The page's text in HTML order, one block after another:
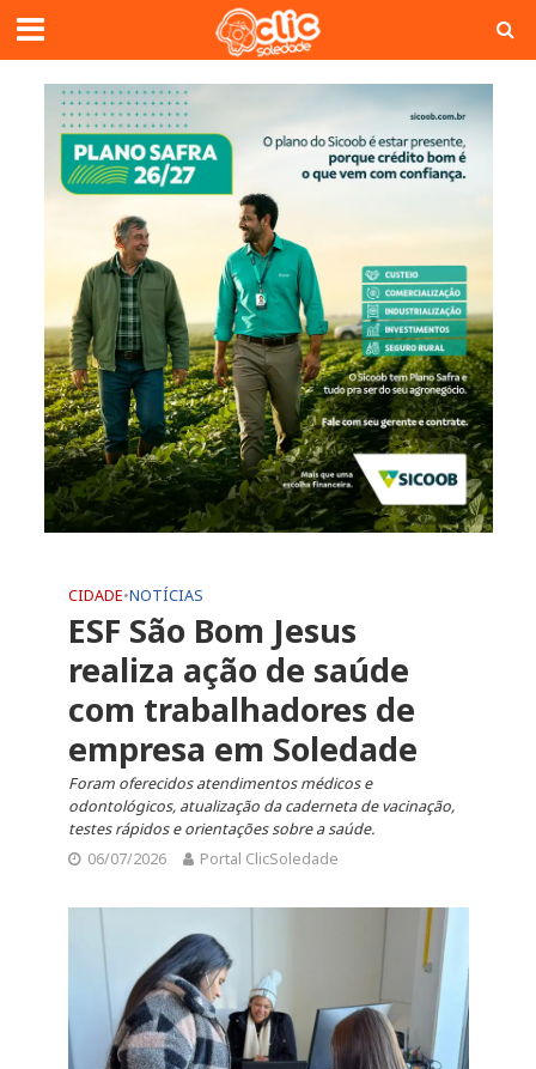
CIDADE•NOTÍCIAS
ESF São Bom Jesus
realiza ação de saúde
com trabalhadores de
empresa em Soledade
Foram oferecidos atendimentos médicos e
odontológicos, atualização da caderneta de vacinação,
testes rápidos e orientações sobre a saúde.
06/07/2026
Portal ClicSoledade